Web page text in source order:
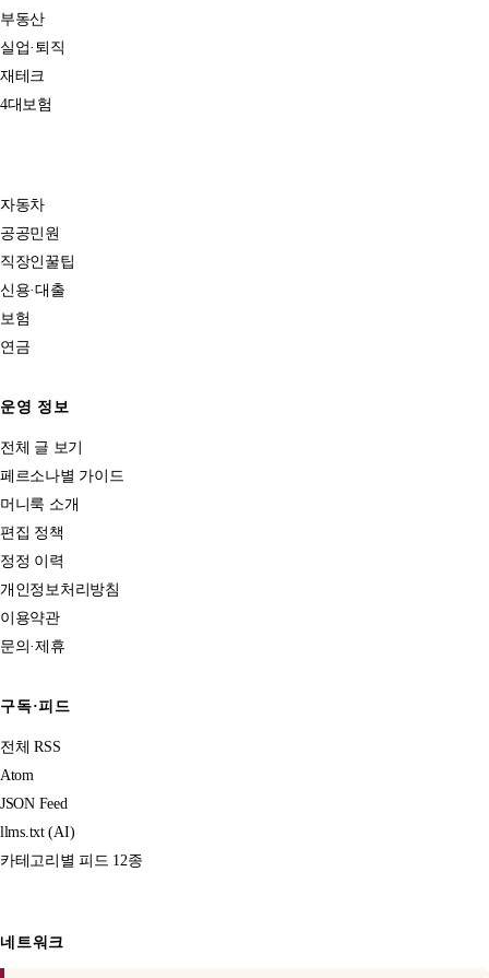
부동산
실업·퇴직
재테크
4대보험
자동차
공공민원
직장인꿀팁
신용·대출
보험
연금
운영 정보
전체 글 보기
페르소나별 가이드
머니룩 소개
편집 정책
정정 이력
개인정보처리방침
이용약관
문의·제휴
구독·피드
전체 RSS
Atom
JSON Feed
llms.txt (AI)
카테고리별 피드 12종
네트워크